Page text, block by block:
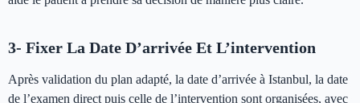
3- Fixer La Date D’arrivée Et L’intervention
Après validation du plan adapté, la date d’arrivée à Istanbul, la date
de l’examen direct puis celle de l’intervention sont organisées, avec